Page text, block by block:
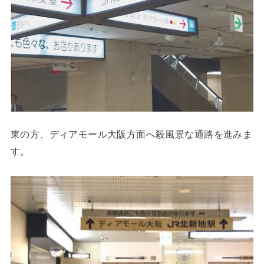
東の方、ディアモール大阪方面へ殺風景な通路を進みま
す。